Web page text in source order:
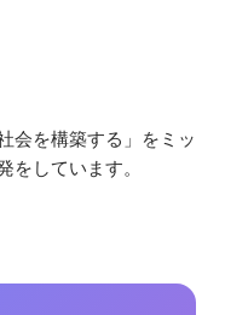
会を構築する」をミッ
をしています。